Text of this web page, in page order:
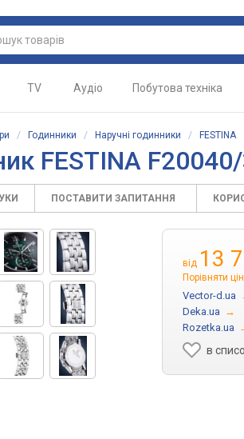
TV Аудіо Побутова техніка
/ Годинники / Наручні годинники / FESTINA
FESTINA
ПОСТАВИТИ ЗАПИТАННЯ
від 13
Порівняти
Vector-d.ua
Deka.ua →
Rozetka.ua
в